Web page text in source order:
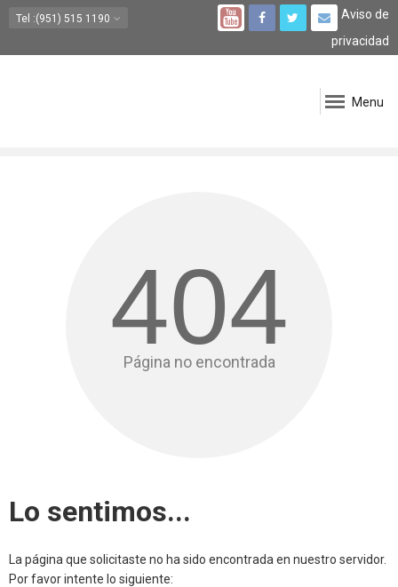
Tel :(951) 515 1190
Aviso de
privacidad
Menu
404
Página no encontrada
Lo sentimos...
La página que solicitaste no ha sido encontrada en nuestro servidor.
Por favor intente lo siguiente: